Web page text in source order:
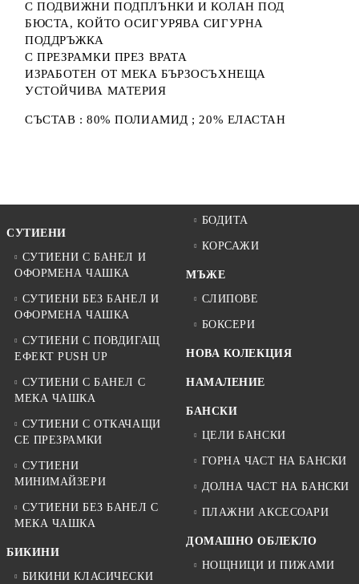
С ПОДВИЖНИ ПОДПЛЪНКИ И КОЛАН ПОД
БЮСТА, КОЙТО ОСИГУРЯВА СИГУРНА
ПОДДРЪЖКА
С ПРЕЗРАМКИ ПРЕЗ ВРАТА
ИЗРАБОТЕН ОТ МЕКА БЪРЗОСЪХНЕЩА
УСТОЙЧИВА МАТЕРИЯ
СЪСТАВ : 80% ПОЛИАМИД ; 20% ЕЛАСТАН
СУТИЕНИ
СУТИЕНИ С БАНЕЛ И
ОФОРМЕНА ЧАШКА
СУТИЕНИ БЕЗ БАНЕЛ И
ОФОРМЕНА ЧАШКА
СУТИЕНИ С ПОВДИГАЩ
ЕФЕКТ PUSH UP
СУТИЕНИ С БАНЕЛ С
МЕКА ЧАШКА
СУТИЕНИ С ОТКАЧАЩИ
СЕ ПРЕЗРАМКИ
СУТИЕНИ
МИНИМАЙЗЕРИ
СУТИЕНИ БЕЗ БАНЕЛ С
МЕКА ЧАШКА
БИКИНИ
БИКИНИ КЛАСИЧЕСКИ
БОДИТА
КОРСАЖИ
МЪЖЕ
СЛИПОВЕ
БОКСЕРИ
НОВА КОЛЕКЦИЯ
НАМАЛЕНИЕ
БАНСКИ
ЦЕЛИ БАНСКИ
ГОРНА ЧАСТ НА БАНСКИ
ДОЛНА ЧАСТ НА БАНСКИ
ПЛАЖНИ АКСЕСОАРИ
ДОМАШНО ОБЛЕКЛО
НОЩНИЦИ И ПИЖАМИ